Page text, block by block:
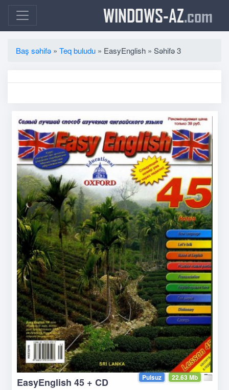
WINDOWS-AZ.com
Baş səhifə » Teq buludu » EasyEnglish » Səhifə 3
22.63 Mb
Pulsuz
EasyEnglish 45 + CD